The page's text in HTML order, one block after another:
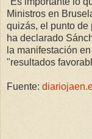
Ministros en
quizás, el punto de
ha declarado
la manifestación
"resultados
Fuente: